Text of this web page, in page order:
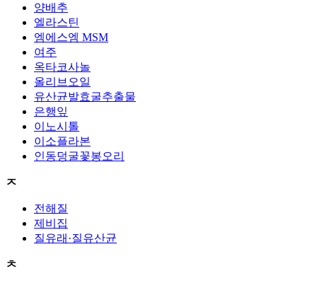
양배추
엘라스틴
엠에스엠 MSM
여주
옥타코사놀
올리브오일
유산균발효굴추출물
은행잎
이노시톨
이소플라본
인동덩굴꽃봉오리
ㅈ
전해질
제비집
질유래·질유산균
ㅊ